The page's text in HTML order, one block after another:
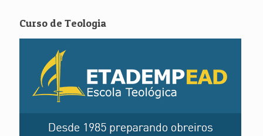
Curso de Teologia